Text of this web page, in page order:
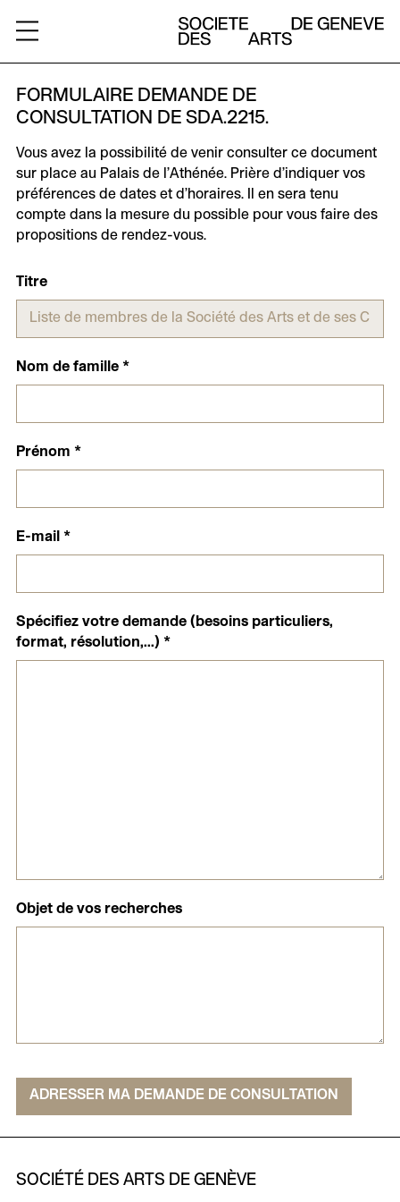
ARCHIVES
PROPOS
CONTACT
FORMULAIRE DEMANDE DE
CONSULTATION DE SDA.2215.
Vous avez la possibilité de venir consulter ce document
sur place au Palais de l’Athénée. Prière d’indiquer vos
préférences de dates et d’horaires. Il en sera tenu
compte dans la mesure du possible pour vous faire des
propositions de rendez-vous.
Titre
Nom de famille *
Prénom *
E-mail *
Spécifiez votre demande (besoins particuliers,
format, résolution,...) *
Objet de vos recherches
ADRESSER MA DEMANDE DE CONSULTATION
SOCIÉTÉ DES ARTS DE GENÈVE